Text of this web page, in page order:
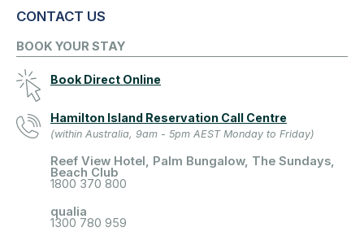
CONTACT US
BOOK YOUR STAY
Book Direct Online
Hamilton Island Reservation Call Centre
(within Australia, 9am - 5pm AEST Monday to Friday)
Reef View Hotel, Palm Bungalow, The Sundays,
Beach Club
1800 370 800
qualia
1300 780 959